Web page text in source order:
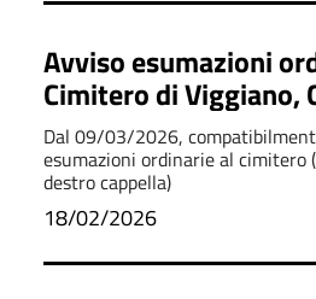
Avviso esumazioni
Cimitero di Viggiano,
1-2)
Dal 09/03/2026,
esumazioni ordinarie al cimitero
destro cappella)
18/02/2026